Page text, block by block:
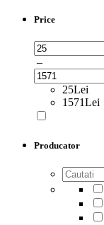
Price
–
25Lei
1571Lei
Producator